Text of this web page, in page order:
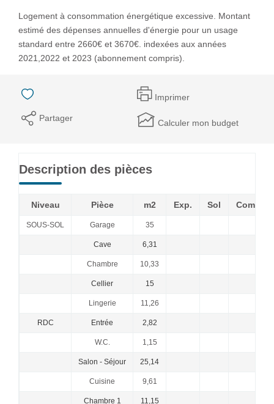
Logement à consommation énergétique excessive. Montant
estimé des dépenses annuelles d'énergie pour un usage
standard entre 2660€ et 3670€. indexées aux années
2021,2022 et 2023 (abonnement compris).
Imprimer
Partager Calculer mon budget
Description des pièces
Niveau Pièce m2 Exp. Sol
SOUS-SOL Garage 35
Cave 6,31
Chambre 10,33
Cellier 15
Lingerie 11,26
RDC Entrée 2,82
W.C. 1,15
Salon - Séjour 25,14
Cuisine 9,61
Chambre 1 11,15